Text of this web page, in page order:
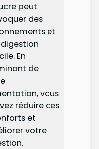
peut
des
et
En
de
vous
réduire ces
et
votre